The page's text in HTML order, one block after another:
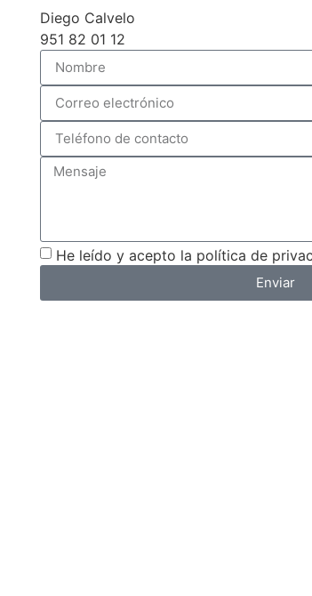
Diego Calvelo
951 82 01 12
He leído y acepto la política de
Enviar